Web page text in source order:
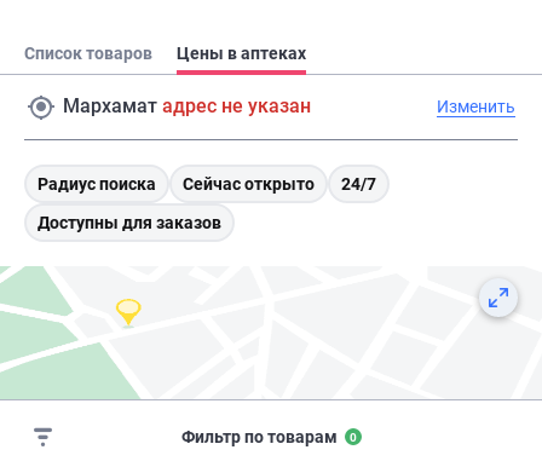
Список товаров Цены в аптеках
Мархамат адрес не указан Изменить
Радиус поиска Сейчас открыто
24/7
Доступны для заказов
Фильтр по товарам 0